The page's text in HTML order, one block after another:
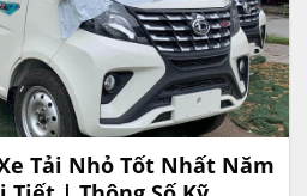
Tải Nhỏ Tốt Nhất Năm